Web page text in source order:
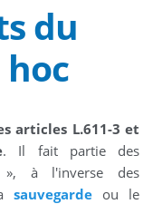
du
articles L.611-3 et
. Il fait partie des
à l'inverse des
sauvegarde ou le